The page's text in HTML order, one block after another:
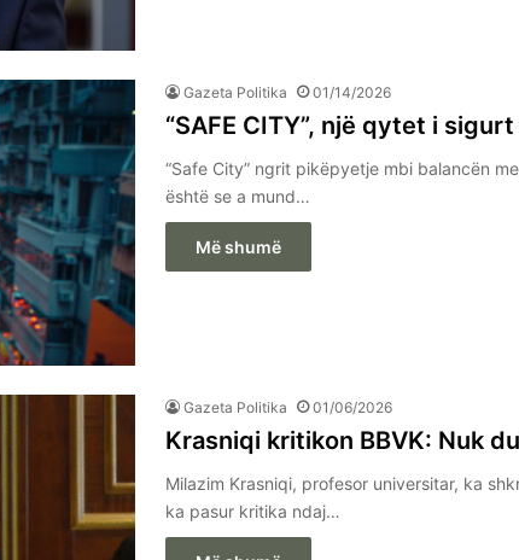
Gazeta Politika 01/14/2026
“SAFE CITY”, një qytet i
“Safe City” ngrit pikëpyetje mbi balancën
është se a mund…
Më shumë
Gazeta Politika 01/06/2026
Krasniqi kritikon BBVK: Nuk
Milazim Krasniqi, profesor universitar, ka
ka pasur kritika ndaj…